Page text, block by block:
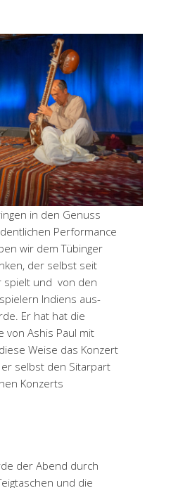
in den Genuss
Performance
wir dem Tübinger
der selbst seit
spielt und von den
Indiens aus-
Er hat hat die
von Ashis Paul mit
Weise das Konzert
selbst den Sitarpart
Konzerts
der Abend durch
und die